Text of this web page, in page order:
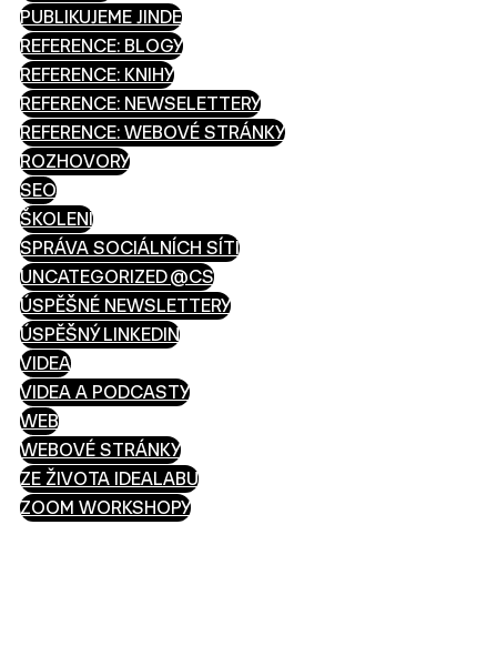
PUBLIKUJEME JINDE
REFERENCE: BLOGY
REFERENCE: KNIHY
REFERENCE: NEWSELETTERY
REFERENCE: WEBOVÉ STRÁNKY
ROZHOVORY
SEO
ŠKOLENÍ
SPRÁVA SOCIÁLNÍCH SÍTÍ
UNCATEGORIZED @CS
ÚSPĚŠNÉ NEWSLETTERY
ÚSPĚŠNÝ LINKEDIN
VIDEA
VIDEA A PODCASTY
WEB
WEBOVÉ STRÁNKY
ZE ŽIVOTA IDEALABU
ZOOM WORKSHOPY